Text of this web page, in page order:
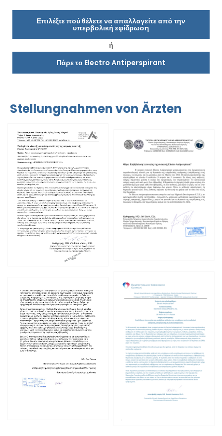
Επιλέξτε πού θέλετε να απαλλαγείτε από την
υπερβολική εφίδρωση
ή
Πάρε το Electro Antiperspirant
Stellungnahmen von Ärzten